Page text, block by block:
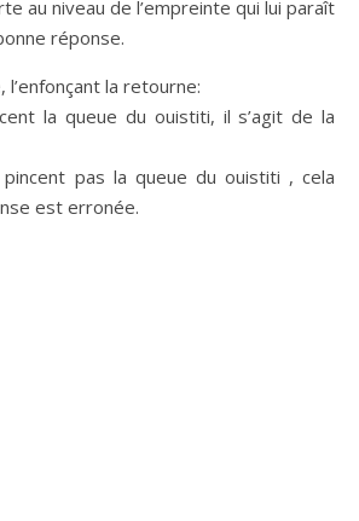
au niveau de l’empreinte qui lui paraît
réponse.
l’enfonçant la retourne:
la queue du ouistiti, il s’agit de la
pas la queue du ouistiti , cela
est erronée.